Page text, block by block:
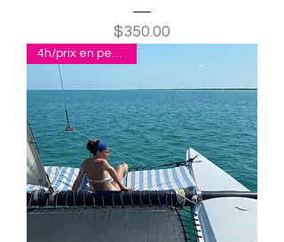
Precio
$350.00
4h/prix en pesos p.p.